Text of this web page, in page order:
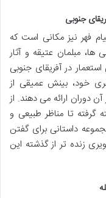
جنوبی
فهر نیز مکانی است که
مبلمان عتیقه و آثار
در آفریقای جنوبی
خود، بینش عمیقی از
دوران ارائه می دهند. از
تا مناظر طبیعی و
داستانی برای گفتن
زنده تر از گذشته این